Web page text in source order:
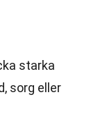
starka
sorg eller